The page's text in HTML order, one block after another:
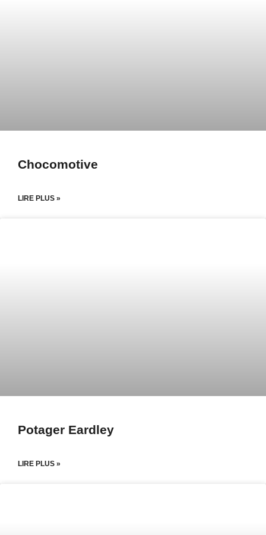
Chocomotive
LIRE PLUS »
Potager Eardley
LIRE PLUS »